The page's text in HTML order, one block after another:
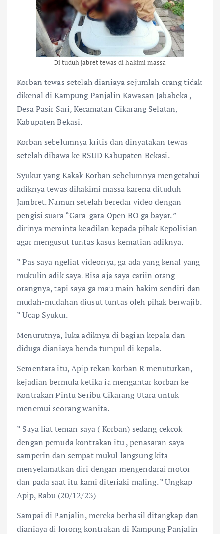
Di tuduh jabret tewas di hakimi massa
Korban tewas setelah dianiaya sejumlah orang tidak
dikenal di Kampung Panjalin Kawasan Jababeka ,
Desa Pasir Sari, Kecamatan Cikarang Selatan,
Kabupaten Bekasi.
Korban sebelumnya kritis dan dinyatakan tewas
setelah dibawa ke RSUD Kabupaten Bekasi.
Syukur yang Kakak Korban sebelumnya mengetahui
adiknya tewas dihakimi massa karena dituduh
Jambret. Namun setelah beredar video dengan
pengisi suara “Gara-gara Open BO ga bayar. ”
dirinya meminta keadilan kepada pihak Kepolisian
agar mengusut tuntas kasus kematian adiknya.
” Pas saya ngeliat videonya, ga ada yang kenal yang
mukulin adik saya. Bisa aja saya cariin orang-
orangnya, tapi saya ga mau main hakim sendiri dan
mudah-mudahan diusut tuntas oleh pihak berwajib.
” Ucap Syukur.
Menurutnya, luka adiknya di bagian kepala dan
diduga dianiaya benda tumpul di kepala.
Sementara itu, Apip rekan korban R menuturkan,
kejadian bermula ketika ia mengantar korban ke
Kontrakan Pintu Seribu Cikarang Utara untuk
menemui seorang wanita.
” Saya liat teman saya ( Korban) sedang cekcok
dengan pemuda kontrakan itu , penasaran saya
samperin dan sempat mukul langsung kita
menyelamatkan diri dengan mengendarai motor
dan pada saat itu kami diteriaki maling. ” Ungkap
Apip, Rabu (20/12/23)
Sampai di Panjalin, mereka berhasil ditangkap dan
dianiaya di lorong kontrakan di Kampung Panjalin